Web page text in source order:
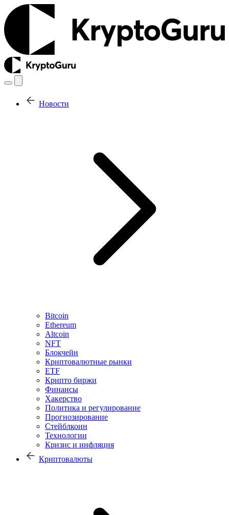
Новости
Bitcoin
Ethereum
Altcoin
NFT
Блокчейн
Криптовалютные рынки
ETF
Крипто биржи
Финансы
Хакерство
Политика и регулирование
Прогнозирование
Стейблкоин
Технологии
Кризис и инфляция
Криптовалюты